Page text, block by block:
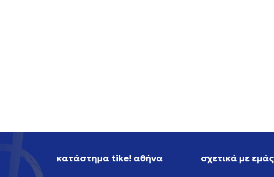
κατάστημα tike! αθήνα σχετικά με εμάς